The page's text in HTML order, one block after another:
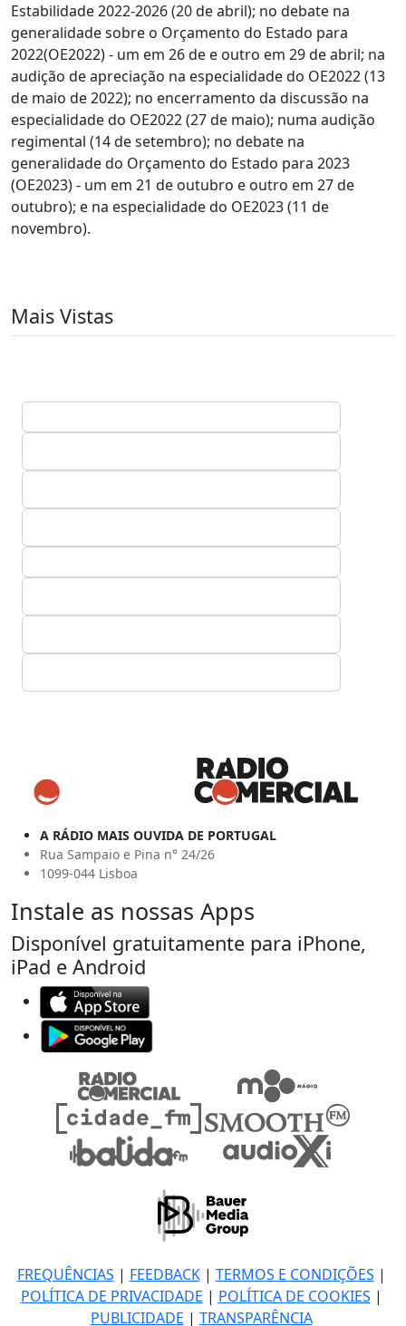
Estabilidade 2022-2026 (20 de abril); no debate na
generalidade sobre o Orçamento do Estado para
2022(OE2022) - um em 26 de e outro em 29 de abril; na
audição de apreciação na especialidade do OE2022 (13
de maio de 2022); no encerramento da discussão na
especialidade do OE2022 (27 de maio); numa audição
regimental (14 de setembro); no debate na
generalidade do Orçamento do Estado para 2023
(OE2023) - um em 21 de outubro e outro em 27 de
outubro); e na especialidade do OE2023 (11 de
novembro).
Mais Vistas
A RÁDIO MAIS OUVIDA DE PORTUGAL
Rua Sampaio e Pina n° 24/26
1099-044 Lisboa
Instale as nossas Apps
Disponível gratuitamente para iPhone,
iPad e Android
FREQUÊNCIAS | FEEDBACK| TERMOS E CONDIÇÕES |
POLÍTICA DE PRIVACIDADE | POLÍTICA DE COOKIES |
PUBLICIDADE | TRANSPARÊNCIA